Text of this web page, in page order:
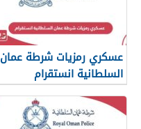
عسكري رمزيات شرطة عمان
السلطانية انستقرام